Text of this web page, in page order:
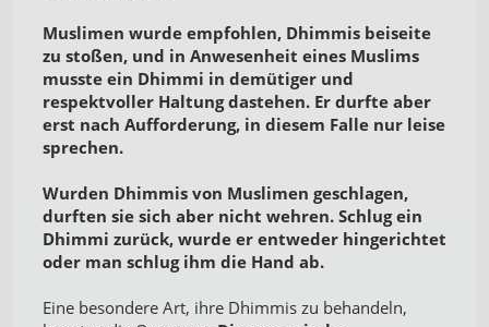
Muslimen wurde empfohlen, Dhimmis beiseite
zu stoßen, und in Anwesenheit eines Muslims
musste ein Dhimmi in demütiger und
respektvoller Haltung dastehen. Er durfte aber
erst nach Aufforderung, in diesem Falle nur leise
sprechen.
Wurden Dhimmis von Muslimen geschlagen,
durften sie sich aber nicht wehren. Schlug ein
Dhimmi zurück, wurde er entweder hingerichtet
oder man schlug ihm die Hand ab.
Eine besondere Art, ihre Dhimmis zu behandeln,